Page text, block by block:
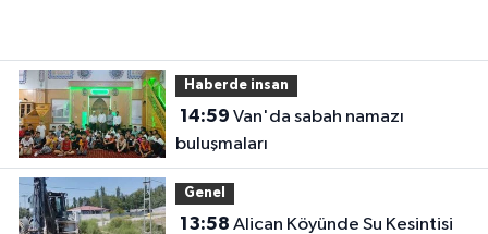
Haberde insan
14:59
buluşmaları
Genel
13:58